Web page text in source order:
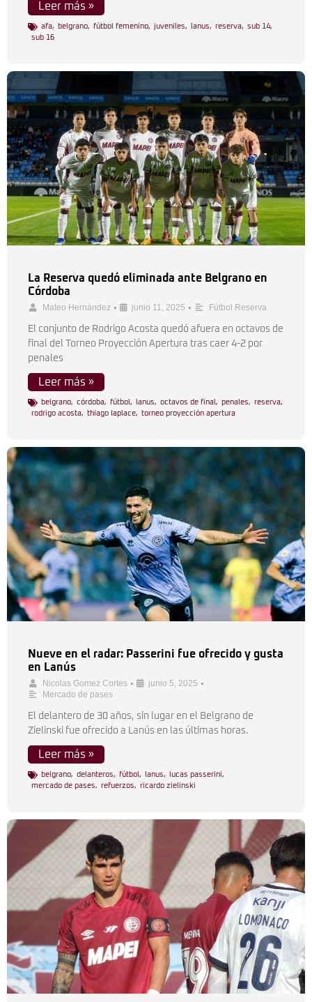
Leer más »
afa, belgrano, fútbol femenino, juveniles, lanus, reserva, sub 14,
sub 16
La Reserva quedó eliminada ante Belgrano en
Córdoba
Mateo Hernández • junio 11, 2025 • Fútbol Reserva
El conjunto de Rodrigo Acosta quedó afuera en octavos de
final del Torneo Proyección Apertura tras caer 4-2 por
penales
Leer más »
belgrano, córdoba, fútbol , lanus, octavos de final , penales, reserva,
rodrigo acosta, thiago laplace, torneo proyección apertura
Nueve en el radar: Passerini fue ofrecido y gusta
en Lanús
Nicolas Gomez Cortes • junio 5, 2025 •
Mercado de pases
El delantero de 30 años, sin lugar en el Belgrano de
Zielinski fue ofrecido a Lanús en las últimas horas.
Leer más »
belgrano, delanteros, fútbol , lanus, lucas passerini,
mercado de pases, refuerzos, ricardo zielinski